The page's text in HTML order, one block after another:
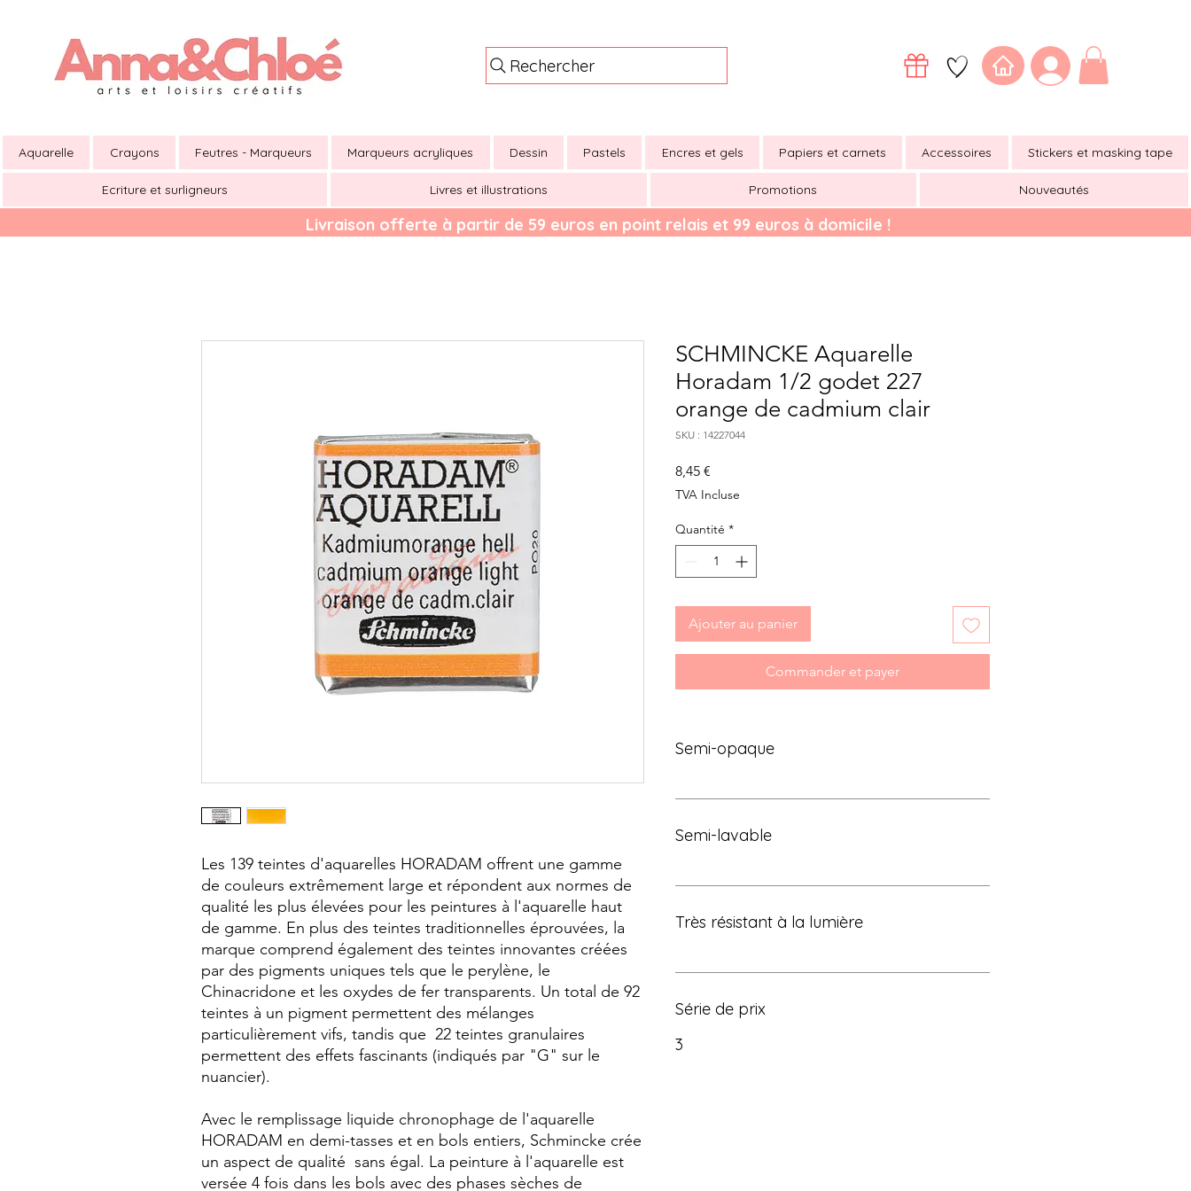
Rechercher
Aquarelle Crayons Feutres - Marqueurs Marqueurs acryliques Dessin Pastels Encres et gels Papiers et carnets Accessoires Stickers et masking tape
Ecriture et surligneurs Livres et illustrations Promotions Nouveautés
Livraison offerte à partir de 59 euros en point relais et 99 euros à domicile !
Les 139 teintes d'aquarelles HORADAM offrent une gamme
de couleurs extrêmement large et répondent aux normes de
qualité les plus élevées pour les peintures à l'aquarelle haut
de gamme. En plus des teintes traditionnelles éprouvées, la
marque comprend également des teintes innovantes créées
par des pigments uniques tels que le perylène, le
Chinacridone et les oxydes de fer transparents. Un total de 92
teintes à un pigment permettent des mélanges
particulièrement vifs, tandis que 22 teintes granulaires
permettent des effets fascinants (indiqués par "G" sur le
nuancier).
Avec le remplissage liquide chronophage de l'aquarelle
HORADAM en demi-tasses et en bols entiers, Schmincke crée
un aspect de qualité sans égal. La peinture à l'aquarelle est
versée 4 fois dans les bols avec des phases sèches de
SCHMINCKE Aquarelle
Horadam 1/2 godet 227
orange de cadmium clair
SKU : 14227044
8,45 €
TVA Incluse
Quantité *
Ajouter au panier
Commander et payer
Semi-opaque
Semi-lavable
Très résistant à la lumière
Série de prix
3